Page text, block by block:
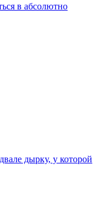
в абсолютно
дырку, у которой